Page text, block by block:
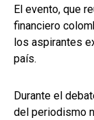
El evento, que
financiero
los aspirantes
país.
Durante el
del periodismo